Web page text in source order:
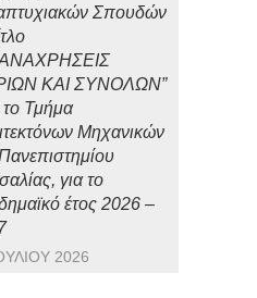
Σπουδών
ΚΑΙ ΣΥΝΟΛΩΝ”
Τμήμα
Μηχανικών
για το
έτος 2026 –
2026